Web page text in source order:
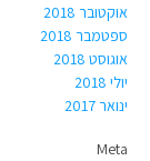
אוקטובר 2018
ספטמבר 2018
אוגוסט 2018
יולי 2018
ינואר 2017
Meta